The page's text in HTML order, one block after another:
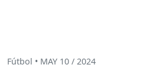
Fútbol • MAY 10 / 2024